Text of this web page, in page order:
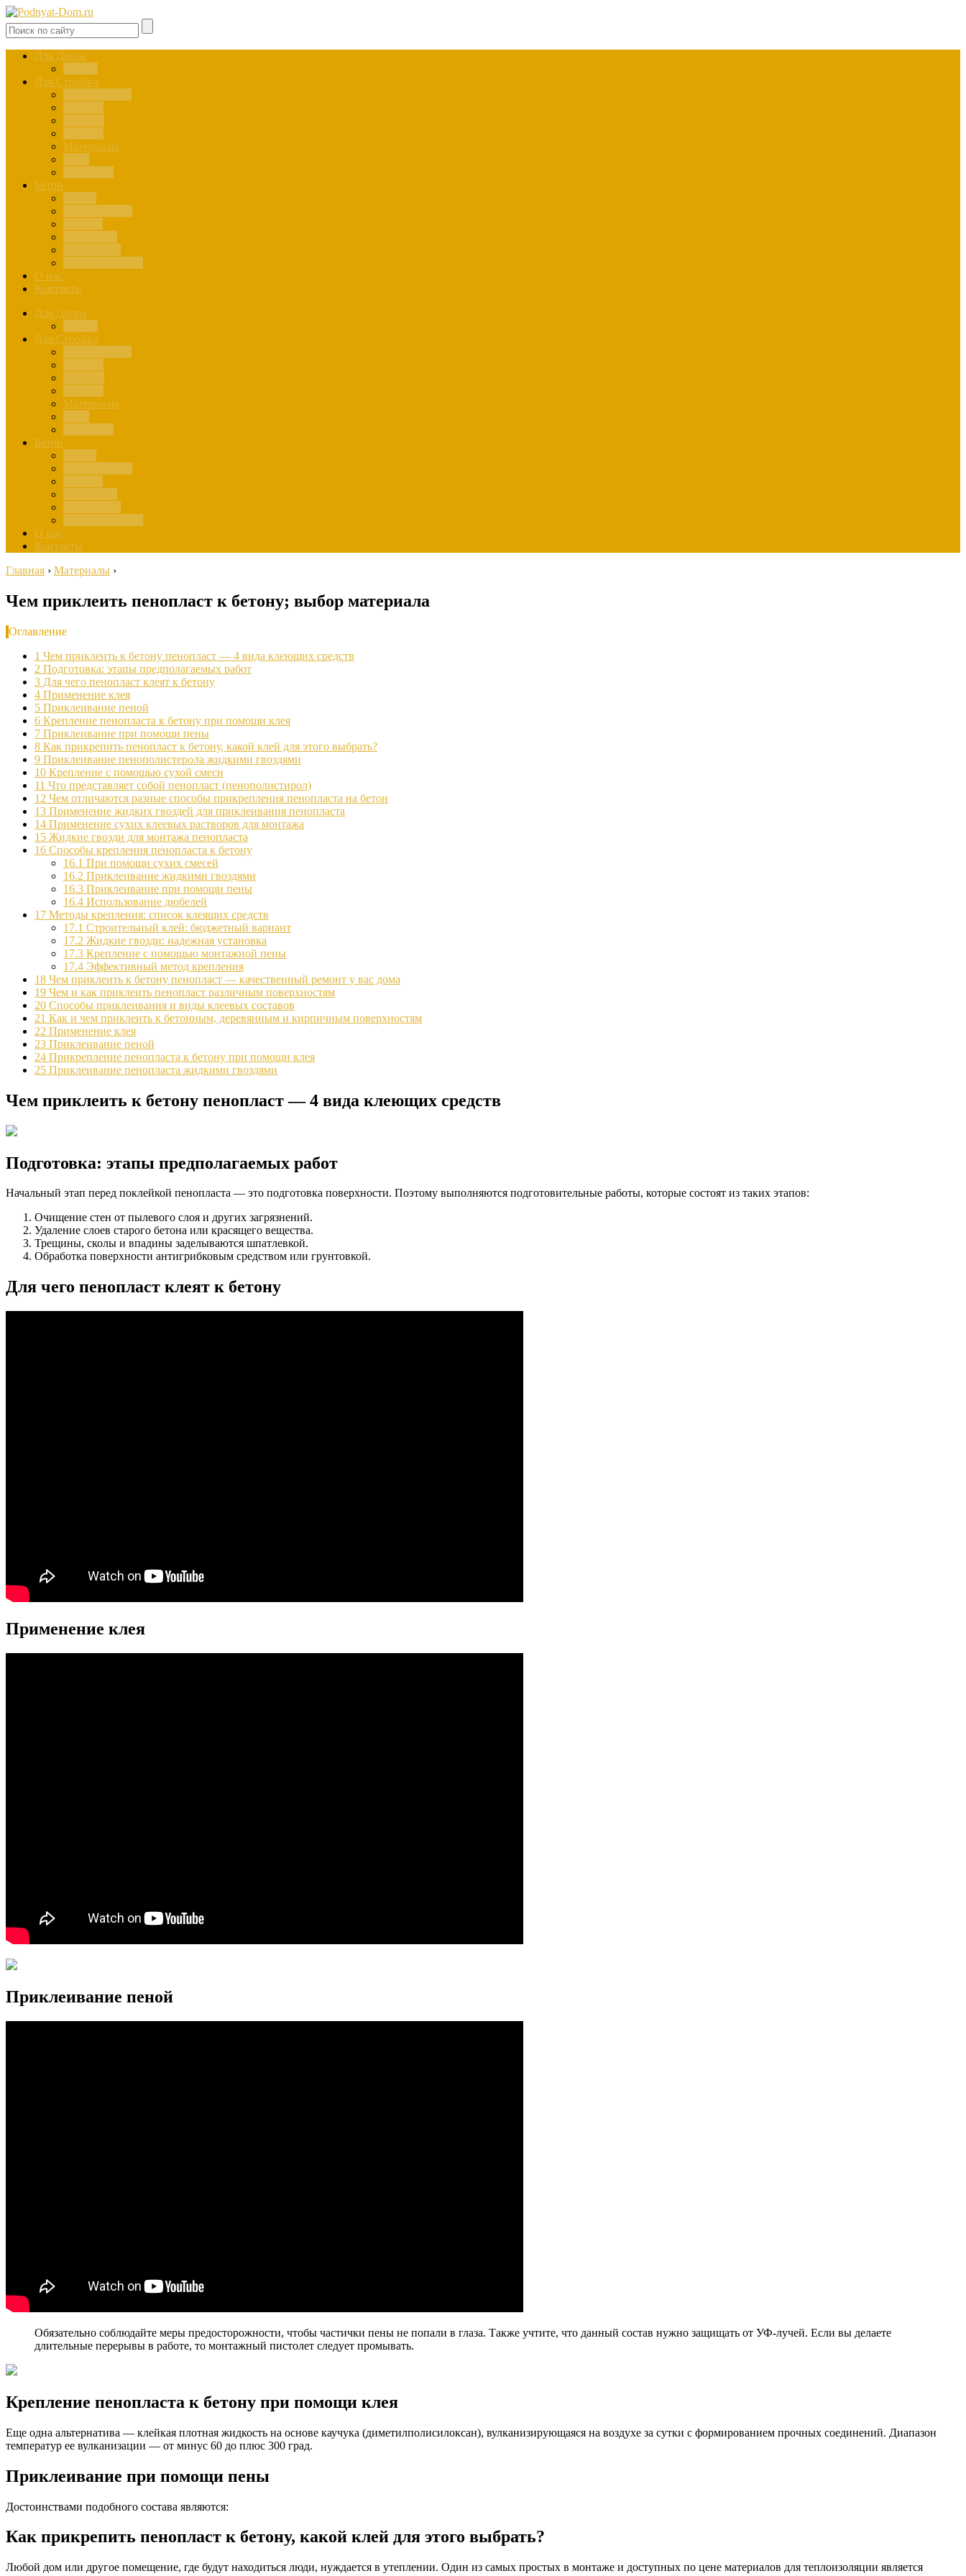
Для Двора
Для Стройки
Материалы
Бетон
О нас
Контакты
Для Двора
Для Стройки
Материалы
Бетон
О нас
Контакты
Главная › Материалы ›
Чем приклеить пенопласт к бетону; выбор материала
Оглавление
1 Чем приклеить к бетону пенопласт — 4 вида клеющих средств
2 Подготовка: этапы предполагаемых работ
3 Для чего пенопласт клеят к бетону
4 Применение клея
5 Приклеивание пеной
6 Крепление пенопласта к бетону при помощи клея
7 Приклеивание при помощи пены
8 Как прикрепить пенопласт к бетону, какой клей для этого выбрать?
9 Приклеивание пенополистерола жидкими гвоздями
10 Крепление с помощью сухой смеси
11 Что представляет собой пенопласт (пенополистирол)
12 Чем отличаются разные способы прикрепления пенопласта на бетон
13 Применение жидких гвоздей для приклеивания пенопласта
14 Применение сухих клеевых растворов для монтажа
15 Жидкие гвозди для монтажа пенопласта
16 Способы крепления пенопласта к бетону
16.1 При помощи сухих смесей
16.2 Приклеивание жидкими гвоздями
16.3 Приклеивание при помощи пены
16.4 Использование дюбелей
17 Методы крепления: список клеящих средств
17.1 Строительный клей: бюджетный вариант
17.2 Жидкие гвозди: надежная установка
17.3 Крепление с помощью монтажной пены
17.4 Эффективный метод крепления
18 Чем приклеить к бетону пенопласт — качественный ремонт у вас дома
19 Чем и как приклеить пенопласт различным поверхностям
20 Способы приклеивания и виды клеевых составов
21 Как и чем приклеить к бетонным, деревянным и кирпичным поверхностям
22 Применение клея
23 Приклеивание пеной
24 Прикрепление пенопласта к бетону при помощи клея
25 Приклеивание пенопласта жидкими гвоздями
Чем приклеить к бетону пенопласт — 4 вида клеющих средств
Подготовка: этапы предполагаемых работ
Начальный этап перед поклейкой пенопласта — это подготовка поверхности. Поэтому выполняются подготовительные работы, которые состоят из таких этапов:
Очищение стен от пылевого слоя и других загрязнений.
Удаление слоев старого бетона или красящего вещества.
Трещины, сколы и впадины заделываются шпатлевкой.
Обработка поверхности антигрибковым средством или грунтовкой.
Для чего пенопласт клеят к бетону
Применение клея
Приклеивание пеной
Обязательно соблюдайте меры предосторожности, чтобы частички пены не попали в глаза. Также учтите, что данный состав нужно защищать от УФ-лучей. Если вы делаете
длительные перерывы в работе, то монтажный пистолет следует промывать.
Крепление пенопласта к бетону при помощи клея
Еще одна альтернатива — клейкая плотная жидкость на основе каучука (диметилполисилоксан), вулканизирующаяся на воздухе за сутки с формированием прочных соединений. Диапазон
температур ее вулканизации — от минус 60 до плюс 300 град.
Приклеивание при помощи пены
Достоинствами подобного состава являются:
Как прикрепить пенопласт к бетону, какой клей для этого выбрать?
Любой дом или другое помещение, где будут находиться люди, нуждается в утеплении. Один из самых простых в монтаже и доступных по цене материалов для теплоизоляции является